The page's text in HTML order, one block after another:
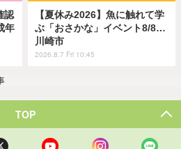
認
年
【夏休み2026】魚に触れて学
ぶ「おさかな」イベント8/8…
川崎市
2026.8.7 Fri 10:45
TOP